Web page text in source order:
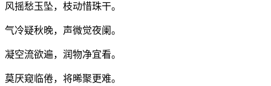
风摇愁玉坠，枝动惜珠干。
气冷疑秋晚，声微觉夜阑。
凝空流欲遍，润物净宜看。
莫厌窥临倦，将晞聚更难。